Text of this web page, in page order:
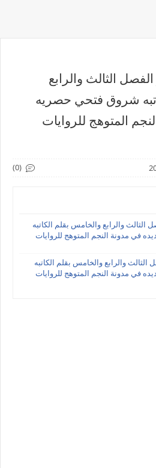
الثالث والرابع
شروق فتحي حصريه
المتوهج للروايات
(0)
الثالث والرابع والخامس بقلم الكاتبه
في مدونة النجم المتوهج للروايات
والرابع والخامس بقلم الكاتبه
في مدونة النجم المتوهج للروايات